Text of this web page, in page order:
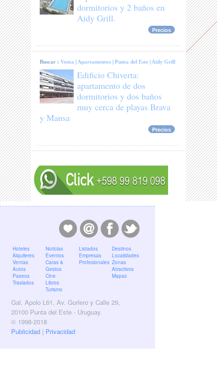
dormitorios y 2 baños en
Aidy Grill.
Precios
Buscar :Venta | Apartamentos |Punta del Este | Aidy Grill
Edificio Chiverta:
apartamento de dos
dormitorios y dos baños
muy cerca de playas Brava
y Mansa
Precios
Hoteles
Alquileres
Ventas
Autos
Paseos
Traslados
Noticias
Eventos
Caras &
Gestos
Cine
Libros
Turismo
Listados
Empresas
Profesionales
Destinos
Localidades
Zonas
Atractivos
Mapas
Gal. Apolo L61, Av. Gorlero y Calle 29,
20100 Punta del Este - Uruguay.
© 1998-2018
Publicidad| Privacidad